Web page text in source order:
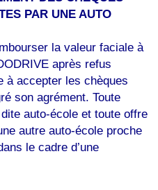
PAR UNE AUTO
la valeur faciale à
après refus
à accepter les chèques
son agrément. Toute
auto-école et toute offre
autre auto-école proche
le cadre d’une